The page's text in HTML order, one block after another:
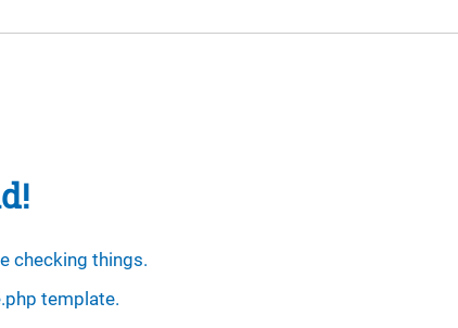
checking things.
template.